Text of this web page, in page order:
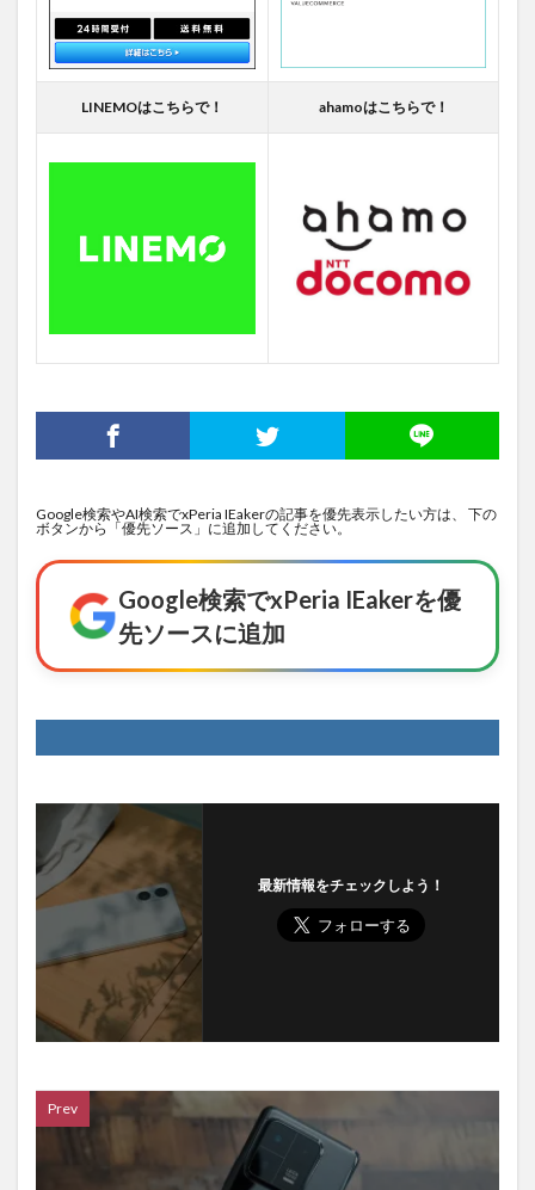
LINEMOはこちらで！ ahamoはこちらで！
Google検索やAI検索でxPeria IEakerの記事を優先表示したい方は、 下の
ボタンから「優先ソース」に追加してください。
Google検索でxPeria IEakerを優
先ソースに追加
最新情報をチェックしよう！
Prev